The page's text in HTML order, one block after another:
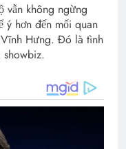
vẫn không ngừng
hơn đến mối quan
Hưng. Đó là tình